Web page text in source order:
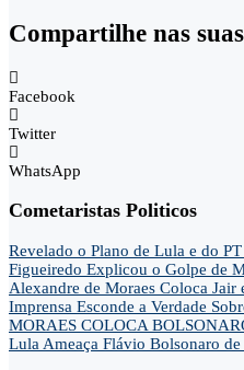
Compartilhe nas
Facebook
Twitter
WhatsApp
Cometaristas Politicos
Revelado o Plano de Lula e do
Figueiredo Explicou o Golpe de
Alexandre de Moraes Coloca
Imprensa Esconde a Verdade
MORAES COLOCA
Lula Ameaça Flávio Bolsonaro de